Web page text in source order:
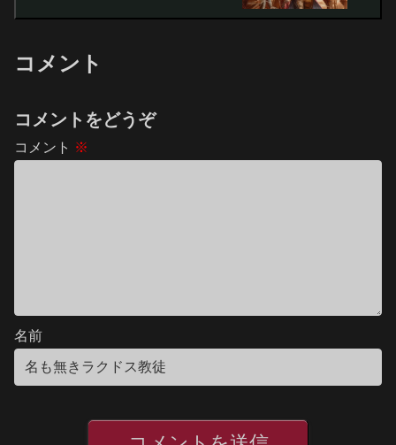
コメント
コメントをどうぞ
コメント ※
名前